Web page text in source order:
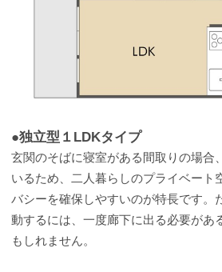
●独立型１LDKタイプ
玄関のそばに寝室がある間取りの場合
いるため、二人暮らしのプライベート
バシーを確保しやすいのが特長です。
動するには、一度廊下に出る必要があ
もしれません。